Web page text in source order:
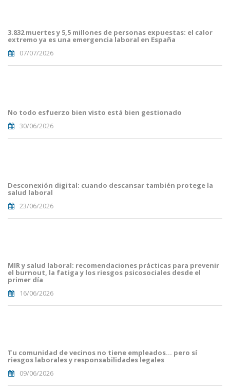
(38).png
3.832 muertes y 5,5 millones de personas expuestas: el calor
extremo ya es una emergencia laboral en España
07/07/2026
(33).png
No todo esfuerzo bien visto está bien gestionado
30/06/2026
(29).png
Desconexión digital: cuando descansar también protege la
salud laboral
23/06/2026
(16).png
MIR y salud laboral: recomendaciones prácticas para prevenir
el burnout, la fatiga y los riesgos psicosociales desde el
primer día
16/06/2026
(8).png
Tu comunidad de vecinos no tiene empleados… pero sí
riesgos laborales y responsabilidades legales
09/06/2026